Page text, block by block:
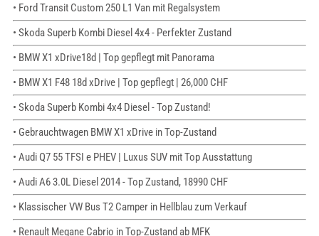
• Ford Transit Custom 250 L1 Van mit Regalsystem
• Skoda Superb Kombi Diesel 4x4 - Perfekter Zustand
• BMW X1 xDrive18d | Top gepflegt mit Panorama
• BMW X1 F48 18d xDrive | Top gepflegt | 26,000 CHF
• Skoda Superb Kombi 4x4 Diesel - Top Zustand!
• Gebrauchtwagen BMW X1 xDrive in Top-Zustand
• Audi Q7 55 TFSI e PHEV | Luxus SUV mit Top Ausstattung
• Audi A6 3.0L Diesel 2014 - Top Zustand, 18990 CHF
• Klassischer VW Bus T2 Camper in Hellblau zum Verkauf
• Renault Megane Cabrio in Top-Zustand ab MFK